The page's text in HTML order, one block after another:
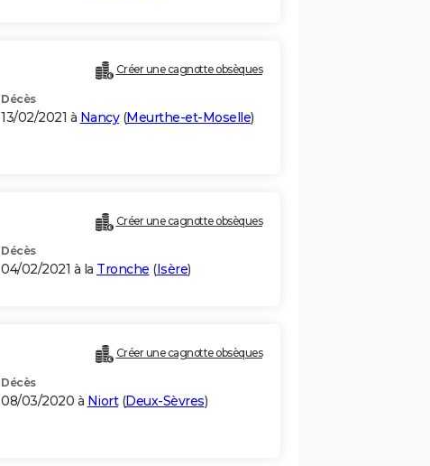
Créer une cagnotte obsèques
Décès
13/02/2021 à Nancy(Meurthe-et-Moselle)
Créer une cagnotte obsèques
Décès
04/02/2021 à la Tronche (Isère)
Créer une cagnotte obsèques
Décès
08/03/2020 à Niort(Deux-Sèvres)